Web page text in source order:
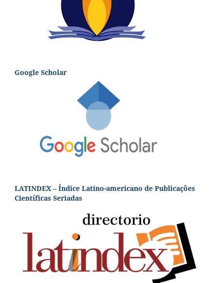
Google Scholar
LATINDEX – Índice Latino-americano de Publicações
Científicas Seriadas